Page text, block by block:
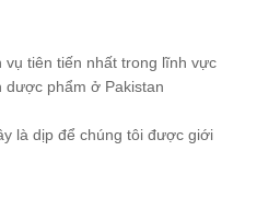
tiên tiến nhất trong lĩnh vực
dược phẩm ở Pakistan
là dịp để chúng tôi được giới